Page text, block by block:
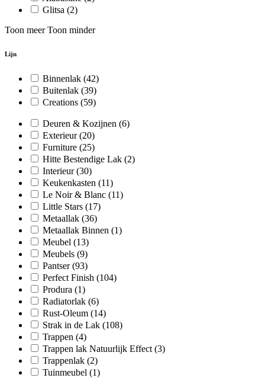
Glitsa (2)
Toon meer Toon minder
Lijn
Binnenlak (42)
Buitenlak (39)
Creations (59)
Deuren & Kozijnen (6)
Exterieur(20)
Furniture (25)
Hitte Bestendige Lak (2)
Interieur(30)
Keukenkasten (11)
Le Noir & Blanc (11)
Little Stars (17)
Metaallak (36)
Metaallak Binnen (1)
Meubel (13)
Meubels (9)
Pantser(93)
Perfect Finish (104)
Produra (1)
Radiatorlak (6)
Rust-Oleum (14)
Strak in de Lak (108)
Trappen (4)
Trappen lak Natuurlijk Effect (3)
Trappenlak (2)
Tuinmeubel (1)